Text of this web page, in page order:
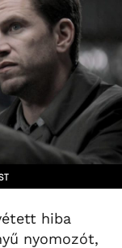
hiba
nyomozót,